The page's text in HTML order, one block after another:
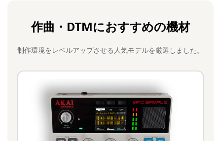
作曲・DTMにおすすめの機材
制作環境をレベルアップさせる人気モデルを厳選しました。